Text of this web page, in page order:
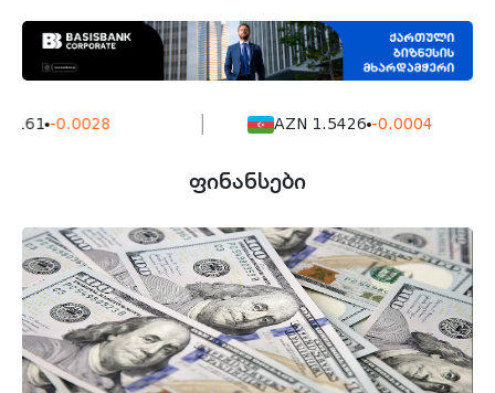
-0.0028 AZN 1.5426 -0.0004
ფინანსები